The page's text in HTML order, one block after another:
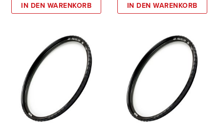
IN DEN WARENKORB IN DEN WARENKORB